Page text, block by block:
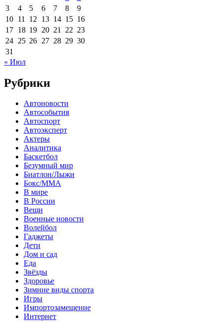
3
4 5 6 7 8
9
10 11 12 13 14 15 16
17 18 19 20 21 22 23
24 25 26 27 28 29 30
31
« Июл
Рубрики
Автоновости
Автособытия
Автоспорт
Автоэксперт
Актеры
Аналитика
Баскетбол
Безумный мир
Биатлон/Лыжи
Бокс/MMA
В мире
В России
Вещи
Военные новости
Волейбол
Гаджеты
Дети
Дом и сад
Еда
Звёзды
Здоровье
Зимние виды спорта
Игры
Импортозамещение
Интернет